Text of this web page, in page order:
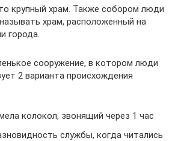
крупный храм. Также собором люди
храм, расположенный на
города.
сооружение, в котором люди
2 варианта происхождения
колокол, звонящий через 1 час
службы, когда читались